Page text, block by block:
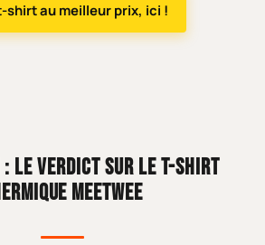
shirt au meilleur prix, ici !
LE VERDICT SUR LE T-SHIRT
MEETWEE